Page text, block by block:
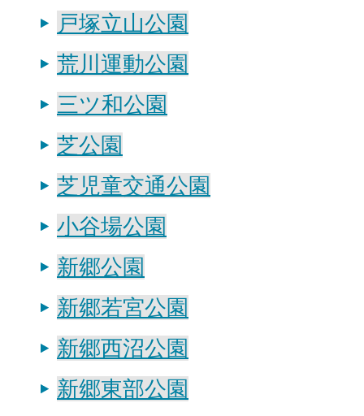
戸塚立山公園
荒川運動公園
三ツ和公園
芝公園
芝児童交通公園
小谷場公園
新郷公園
新郷若宮公園
新郷西沼公園
新郷東部公園